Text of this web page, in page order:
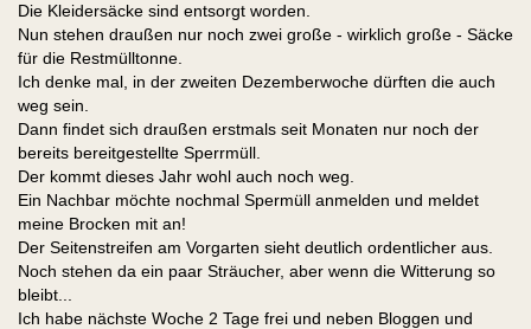
Die Kleidersäcke sind entsorgt worden.
Nun stehen draußen nur noch zwei große - wirklich große - Säcke
für die Restmülltonne.
Ich denke mal, in der zweiten Dezemberwoche dürften die auch
weg sein.
Dann findet sich draußen erstmals seit Monaten nur noch der
bereits bereitgestellte Sperrmüll.
Der kommt dieses Jahr wohl auch noch weg.
Ein Nachbar möchte nochmal Spermüll anmelden und meldet
meine Brocken mit an!
Der Seitenstreifen am Vorgarten sieht deutlich ordentlicher aus.
Noch stehen da ein paar Sträucher, aber wenn die Witterung so
bleibt...
Ich habe nächste Woche 2 Tage frei und neben Bloggen und